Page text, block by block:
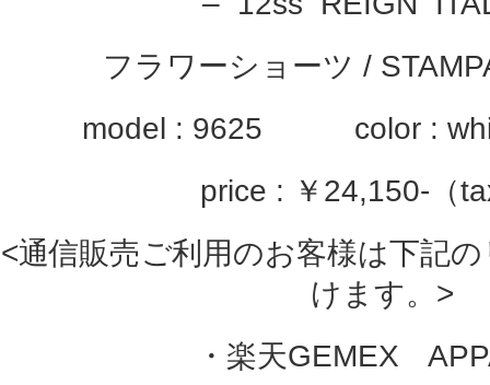
フラワーショーツ /
model : 9625 color :
price : ￥24,150-（
<通信販売ご利用のお客様は下記
けます。>
・楽天GEMEX